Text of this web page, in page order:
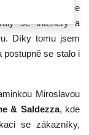
prostředí, kde se
se interiéry a
Díky tomu jsem
postupně se stalo i
Miroslavou
& Saldezza, kde
se zákazníky,